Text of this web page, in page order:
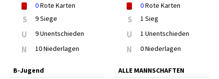
0Rote Karten
S 9 Siege
U 9 Unentschieden
N 10 Niederlagen
0Rote Karten
S 1 Sieg
U 1 Unentschieden
N 0 Niederlagen
B-Jugend
ALLE MANNSCHAFTEN